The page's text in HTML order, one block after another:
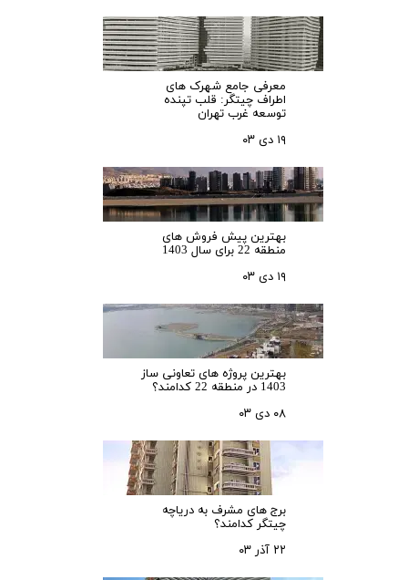
معرفی جامع شهرک‌ های
اطراف چیتگر: قلب تپنده
توسعه غرب تهران
۱۹ دی ۰۳
بهترین پیش فروش های
منطقه 22 برای سال 1403
۱۹ دی ۰۳
بهترین پروژه های تعاونی ساز
1403 در منطقه 22 کدامند؟
۰۸ دی ۰۳
برج های مشرف به دریاچه
چیتگر کدامند؟
۲۲ آذر ۰۳